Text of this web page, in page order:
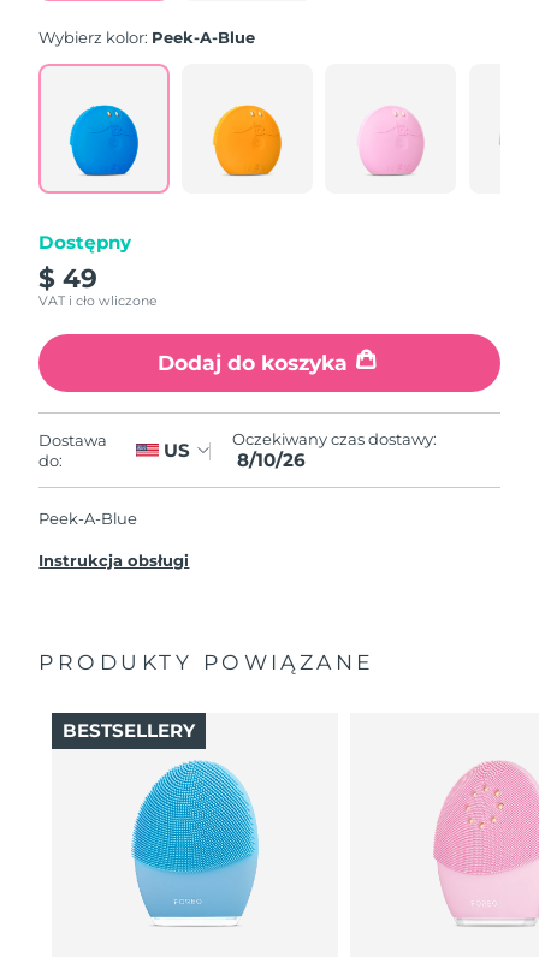
Wybierz kolor: Peek-A-Blue
Dostępny
$ 49
VAT i cło wliczone
Dodaj do koszyka
Dostawa
do:
US Oczekiwany czas dostawy:
8/10/26
Peek-A-Blue
Instrukcja obsługi
PRODUKTY POWIĄZANE
BESTSELLERY